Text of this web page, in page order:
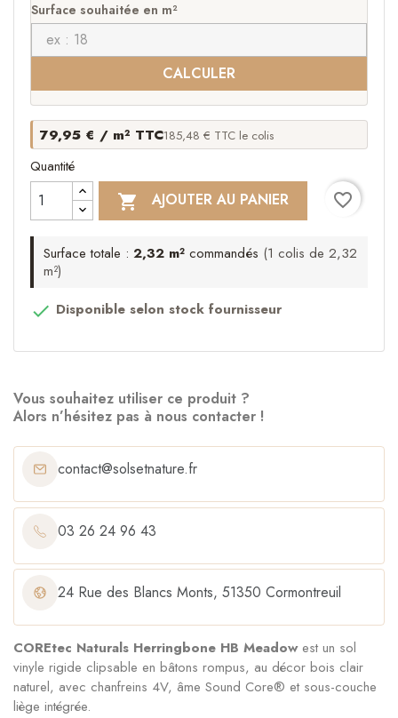
Surface souhaitée en m²
CALCULER
79,95 € / m² TTC185,48 € TTC le colis
Quantité
 AJOUTER AU PANIER favorite_border
Surface totale : 2,32 m²commandés (1 colis de 2,32
m²)
 Disponible selon stock fournisseur
Vous souhaitez utiliser ce produit ?
Alors n’hésitez pas à nous contacter !
contact@solsetnature.fr
03 26 24 96 43
24 Rue des Blancs Monts, 51350 Cormontreuil
COREtec Naturals Herringbone HB Meadowest un sol
vinyle rigide clipsable en bâtons rompus, au décor bois clair
naturel, avec chanfreins 4V, âme Sound Core® et sous-couche
liège intégrée.